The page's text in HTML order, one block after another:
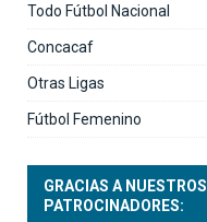
Todo Fútbol Nacional
Concacaf
Otras Ligas
Fútbol Femenino
GRACIAS A NUESTROS
PATROCINADORES: